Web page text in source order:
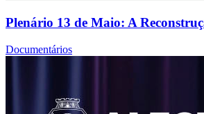
Plenário 13 de Maio: A
Documentários